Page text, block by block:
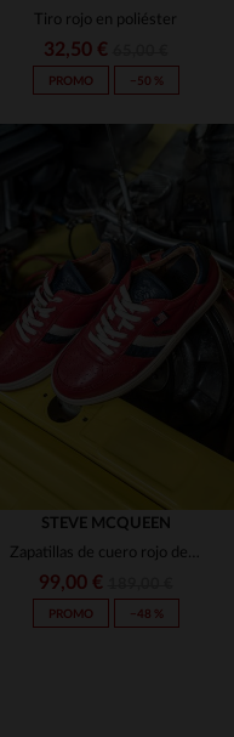
TALLAS DISPONIBLES
S
Tiro rojo en poliéster
32,50 €
PROMO −50 %
STEVE MCQUEEN
Zapatillas de cuero rojo de carreras de Steve McQueen
99,00 €
PROMO −48 %